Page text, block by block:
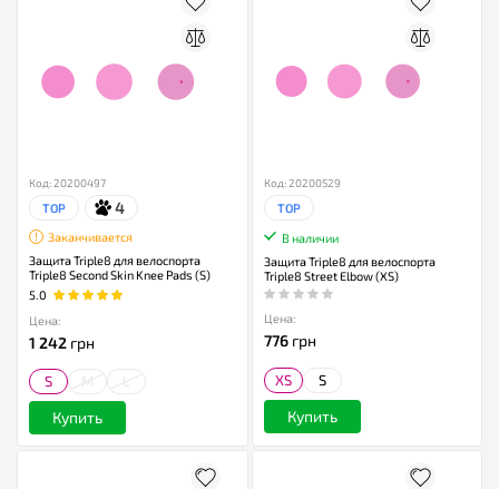
Код: 20200497
TOP 4
Заканчивается
Защита Triple8 для велоспорта
Triple8 Second Skin Knee Pads (S)
5.0
Цена:
1 242 грн
S
Купить
Код: 20200529
TOP
В наличии
Защита Triple8 для велоспорта
Triple8 Street Elbow (XS)
Цена:
776грн
XS S
Купить